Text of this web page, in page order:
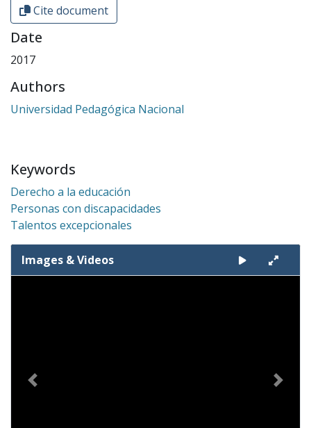
Cite document
Date
2017
Authors
Universidad Pedagógica Nacional
Keywords
Derecho a la educación
Personas con discapacidades
Talentos excepcionales
Images & Videos
Previous Next